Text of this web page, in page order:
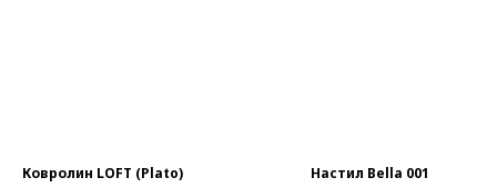
Ковролин LOFT (Plato) Настил Bella 001